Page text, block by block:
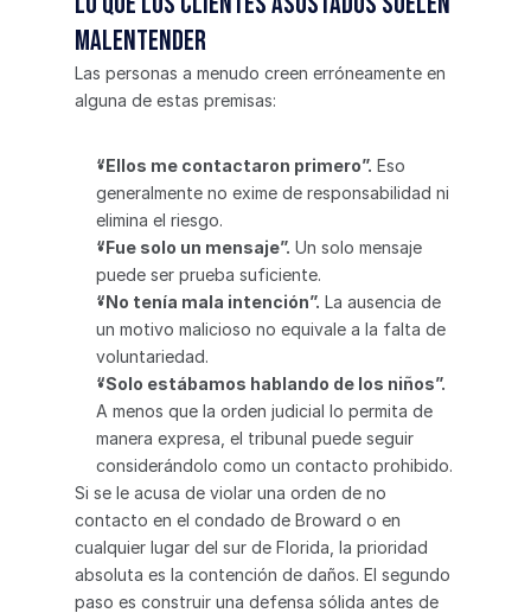
malentender
Las personas a menudo creen erróneamente en
alguna de estas premisas:
“Ellos me contactaron primero”. Eso
generalmente no exime de responsabilidad ni
elimina el riesgo.
“Fue solo un mensaje”. Un solo mensaje
puede ser prueba suficiente.
“No tenía mala intención”. La ausencia de
un motivo malicioso no equivale a la falta de
voluntariedad.
“Solo estábamos hablando de los niños”.
A menos que la orden judicial lo permita de
manera expresa, el tribunal puede seguir
considerándolo como un contacto prohibido.
Si se le acusa de violar una orden de no
contacto en el condado de Broward o en
cualquier lugar del sur de Florida, la prioridad
absoluta es la contención de daños. El segundo
paso es construir una defensa sólida antes de